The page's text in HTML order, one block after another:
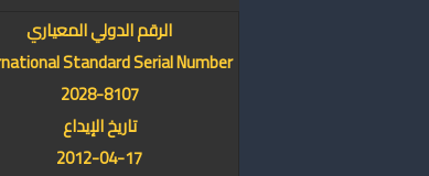
الرقم الدولي المعياري
Standard Serial Number
2028-8107
تاريخ الإيداع
2012-04-17